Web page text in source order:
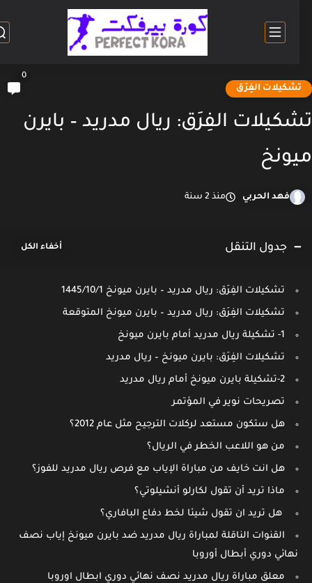
الفِرَق
الفِرَق: ريال مدريد – بايرن
فهد الحربي منذ 2 سنة
جدول التنقل
تشكيلات الفِرَق: ريال مدريد – بايرن ميونخ 1445/10/1
تشكيلات الفِرَق: ريال مدريد – بايرن ميونخ المتوقعة
1- تشكيلة ريال مدريد أمام بايرن ميونخ
تشكيلات الفِرَق: بايرن ميونخ – ريال مدريد
2-تشكيلة بايرن ميونخ أمام ريال مدريد
تصريحات نوير في المؤتمر
هل ستكون مستعد لركلات الترجيح مثل عام 2012؟
من هو اللاعب الخطر في الريال؟
هل انت خايف من مباراة الإياب مع فرص ريال مدريد للفوز؟
ماذا تريد أن تقول لكارلو أنشيلوتي؟
هل تريد ان تقول شيئا لخط دفاع البافاري؟
القنوات الناقلة لمباراة ريال مدريد ضد بايرن ميونخ إياب نصف
نهائي دوري أبطال أوروبا
معلق مباراة ريال مدريد نصف نهائي دوري ابطال اوروبا